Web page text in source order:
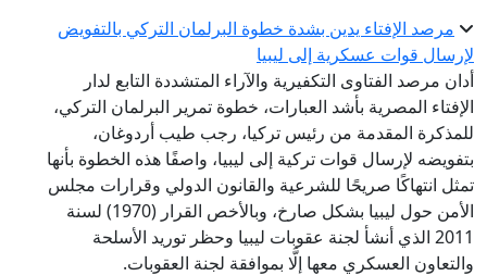
مرصد الإفتاء يدين بشدة خطوة البرلمان التركي بالتفويض
لإرسال قوات عسكرية إلى ليبيا
أدان مرصد الفتاوى التكفيرية والآراء المتشددة التابع لدار
الإفتاء المصرية بأشد العبارات، خطوة تمرير البرلمان التركي،
للمذكرة المقدمة من رئيس تركيا، رجب طيب أردوغان،
بتفويضه لإرسال قوات تركية إلى ليبيا، واصفًا هذه الخطوة بأنها
تمثل انتهاكًا صريحًا للشرعية والقانون الدولي وقرارات مجلس
الأمن حول ليبيا بشكل صارخ، وبالأخص القرار (1970) لسنة
2011 الذي أنشأ لجنة عقوبات ليبيا وحظر توريد الأسلحة
والتعاون العسكري معها إلَّا بموافقة لجنة العقوبات.